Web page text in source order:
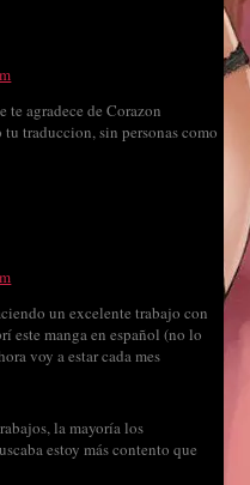
de Corazon
traduccion, sin personas como
un excelente trabajo con
este manga en español (no lo
voy a estar cada mes
la mayoría los
estoy más contento que